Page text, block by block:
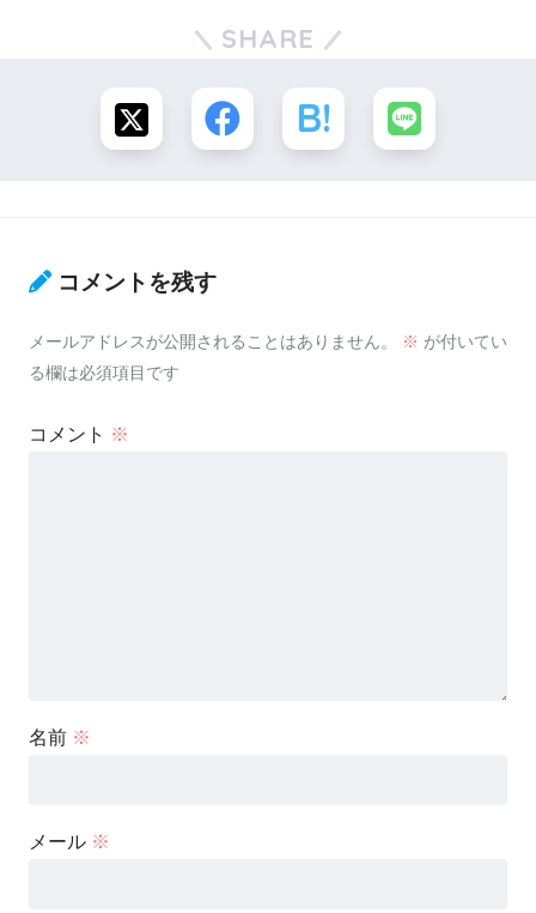
SHARE
コメントを残す
メールアドレスが公開されることはありません。 ※ が付いてい
る欄は必須項目です
コメント ※
名前 ※
メール ※